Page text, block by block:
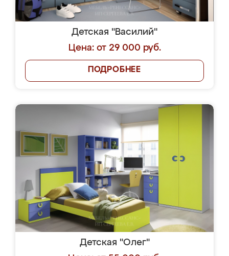
Детская "Василий"
Цена: от 29 000 руб.
ПОДРОБНЕЕ
Детская "Олег"